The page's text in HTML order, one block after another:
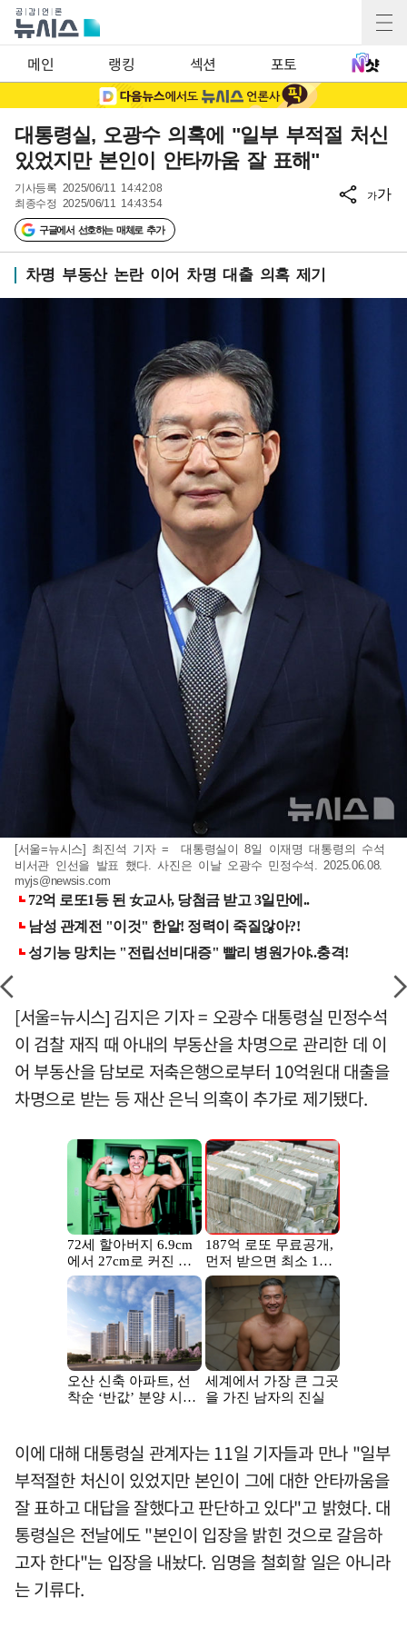
메인 랭킹 섹션 포토
대통령실, 오광수 의혹에 "일부 부적절 처신
있었지만 본인이 안타까움 잘 표해"
기사등록 2025/06/11 14:42:08
최종수정 2025/06/11 14:43:54
구글에서 선호하는 매체로 추가
가가
차명 부동산 논란 이어 차명 대출 의혹 제기
[서울=뉴시스] 최진석 기자 = 대통령실이 8일 이재명 대통령의 수석
비서관 인선을 발표 했다. 사진은 이날 오광수 민정수석. 2025.06.08.
myjs@newsis.com
[서울=뉴시스] 김지은 기자 = 오광수 대통령실 민정수석
이 검찰 재직 때 아내의 부동산을 차명으로 관리한 데 이
어 부동산을 담보로 저축은행으로부터 10억원대 대출을
차명으로 받는 등 재산 은닉 의혹이 추가로 제기됐다.
이에 대해 대통령실 관계자는 11일 기자들과 만나 "일부
부적절한 처신이 있었지만 본인이 그에 대한 안타까움을
잘 표하고 대답을 잘했다고 판단하고 있다"고 밝혔다. 대
통령실은 전날에도 "본인이 입장을 밝힌 것으로 갈음하
고자 한다"는 입장을 내놨다. 임명을 철회할 일은 아니라
는 기류다.